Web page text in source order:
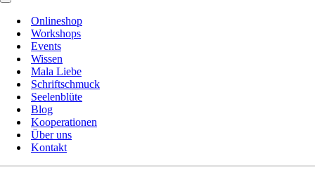
Navigationsmenü
Onlineshop
Workshops
Events
Wissen
Mala Liebe
Schriftschmuck
Seelenblüte
Blog
Kooperationen
Über uns
Kontakt